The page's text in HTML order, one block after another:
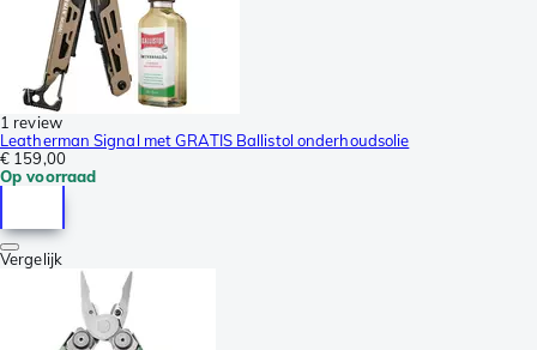
1 review
Leatherman Signal met GRATIS Ballistol onderhoudsolie
€ 159,00
Op voorraad
Vergelijk